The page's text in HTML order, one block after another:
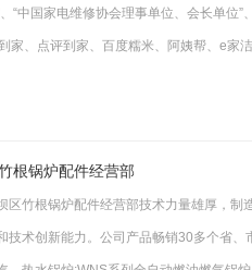
“中国家电维修协会理事单位、会长单位
家、点评到家、百度糯米、阿姨帮、e家
根锅炉配件经营部
区竹根锅炉配件经营部技术力量雄厚，
技术创新能力。公司产品畅销30多个省